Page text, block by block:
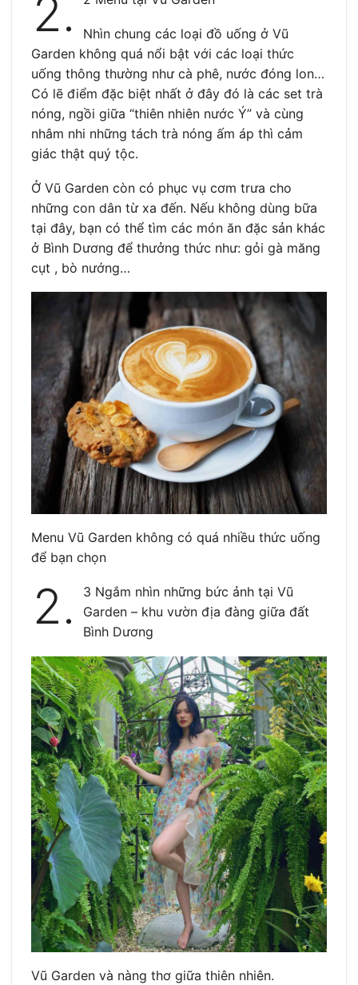
2.
Nhìn chung các loại đồ uống ở Vũ
Garden không quá nổi bật với các loại thức
uống thông thường như cà phê, nước đóng lon…
Có lẽ điểm đặc biệt nhất ở đây đó là các set trà
nóng, ngồi giữa “thiên nhiên nước Ý” và cùng
nhâm nhi những tách trà nóng ấm áp thì cảm
giác thật quý tộc.
Ở Vũ Garden còn có phục vụ cơm trưa cho
những con dân từ xa đến. Nếu không dùng bữa
tại đây, bạn có thể tìm các món ăn đặc sản khác
ở Bình Dương để thưởng thức như: gỏi gà măng
cụt , bò nướng…
Menu Vũ Garden không có quá nhiều thức uống
để bạn chọn
2.
3 Ngắm nhìn những bức ảnh tại Vũ
Garden – khu vườn địa đàng giữa đất
Bình Dương
Vũ Garden và nàng thơ giữa thiên nhiên.